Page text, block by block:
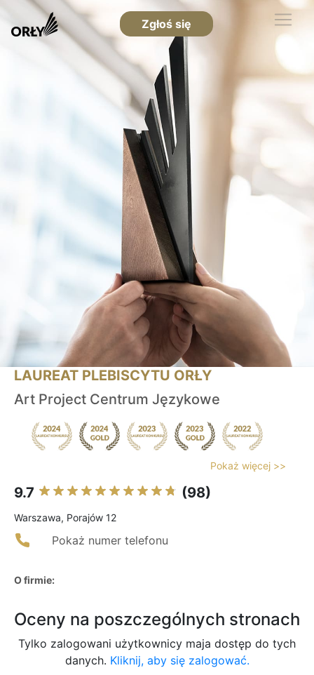
Zgłoś się
LAUREAT PLEBISCYTU ORŁY
Art Project Centrum Językowe
Pokaż więcej >>
9.7 (98)
Warszawa, Porajów 12
Pokaż numer telefonu
O firmie:
Oceny na poszczególnych stronach
Tylko zalogowani użytkownicy maja dostęp do tych
danych. Kliknij, aby się zalogować.